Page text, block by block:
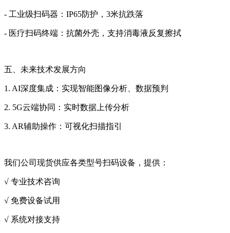
- 工业级扫码器：IP65防护，3米抗跌落
- 医疗扫码终端：抗菌外壳，支持消毒液反复擦拭
五、未来技术发展方向
1. AI深度集成：实现智能图像分析、数据预判
2. 5G云端协同：实时数据上传分析
3. AR辅助操作：可视化扫描指引
我们公司现货供应各类型号扫码设备，提供：
√ 专业技术咨询
√ 免费设备试用
√ 系统对接支持